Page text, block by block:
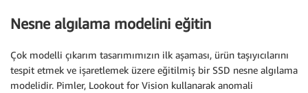
Nesne algılama modelini eğitin
Çok modelli çıkarım tasarımımızın ilk aşaması, ürün taşıyıcılarını
tespit etmek ve işaretlemek üzere eğitilmiş bir SSD nesne algılama
modelidir. Pimler, Lookout for Vision kullanarak anomali